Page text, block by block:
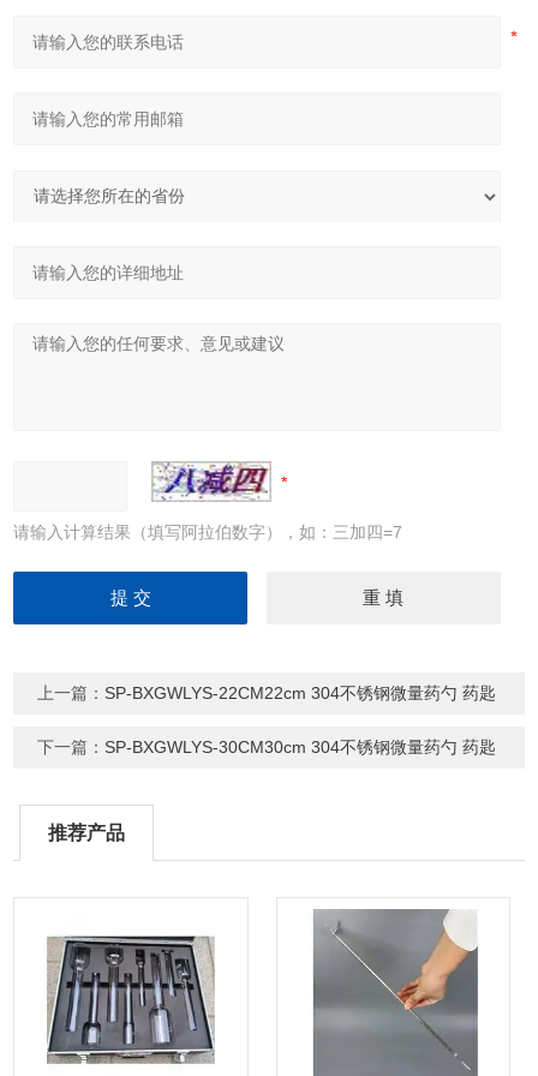
请输入计算结果（填写阿拉伯数字），如：三加四=7
上一篇： SP-BXGWLYS-22CM22cm 304不锈钢微量药勺 药匙
下一篇： SP-BXGWLYS-30CM30cm 304不锈钢微量药勺 药匙
推荐产品